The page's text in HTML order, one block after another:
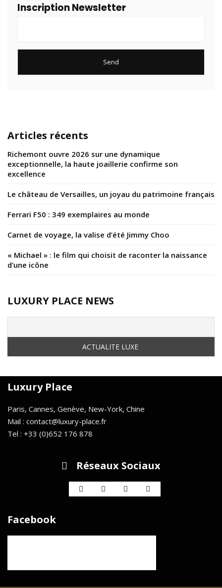
Inscription Newsletter
Articles récents
Richemont ouvre 2026 sur une dynamique
exceptionnelle, la haute joaillerie confirme son
excellence
Le château de Versailles, un joyau du patrimoine français
Ferrari F50 : 349 exemplaires au monde
Carnet de voyage, la valise d’été Jimmy Choo
« Michael » : le film qui choisit de raconter la naissance
d’une icône
LUXURY PLACE NEWS
Luxury Place
Paris, Cannes, Genève, New-York, Chine
Mail : contact@luxury-place.fr
Tel : +33 (0)652 176 878
Réseaux Sociaux
Facebook